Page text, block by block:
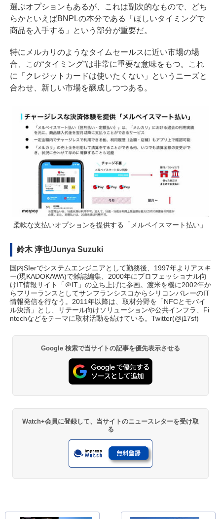
選ぶオプションもあるが、これは副次的なもので、どち
らかといえばBNPLの本分である「ほしいタイミングで
商品を入手する」という部分が重要だ。
特にメルカリのようなタイムセールスに近い市場の場
合、この“タイミング”は非常に重要な意味をもつ。これ
に「クレジットカードは使いたくない」というニーズと
合わせ、新しい市場を醸成しつつある。
柔軟な支払いオプションを提供する「メルペイスマート払い」
鈴木 淳也/Junya Suzuki
国内SIerでシステムエンジニアとして勤務後、1997年よりアスキ
ー(現KADOKAWA)で雑誌編集、2000年にプロフェッショナル向
けIT情報サイト「＠IT」の立ち上げに参画。渡米を機に2002年か
らフリーランスとしてサンフランシスコからシリコンバレーのIT
情報発信を行なう。2011年以降は、取材分野を「NFCとモバイ
ル決済」とし、リテール向けソリューションや公共インフラ、Fi
ntechなどをテーマに取材活動を続けている。Twitter(@j17sf)
Google 検索で当サイトの記事を優先表示させる
Watch+会員に登録して、当サイトのニュースレターを受け取
る